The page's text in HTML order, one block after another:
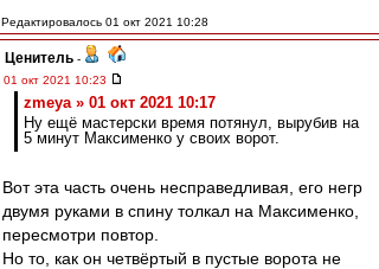
Редактировалось 01 окт 2021 10:28
Ценитель -
01 окт 2021 10:23
zmeya » 01 окт 2021 10:17
Ну ещё мастерски время потянул, вырубив на
5 минут Максименко у своих ворот.
Вот эта часть очень несправедливая, его негр
двумя руками в спину толкал на Максименко,
пересмотри повтор.
Но то, как он четвёртый в пустые ворота не